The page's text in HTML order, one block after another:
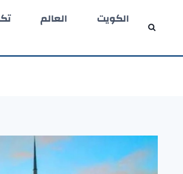
المحتوى
الكويت العالم